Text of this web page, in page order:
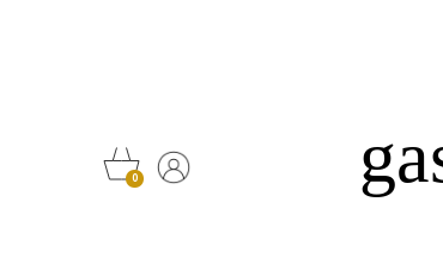
0